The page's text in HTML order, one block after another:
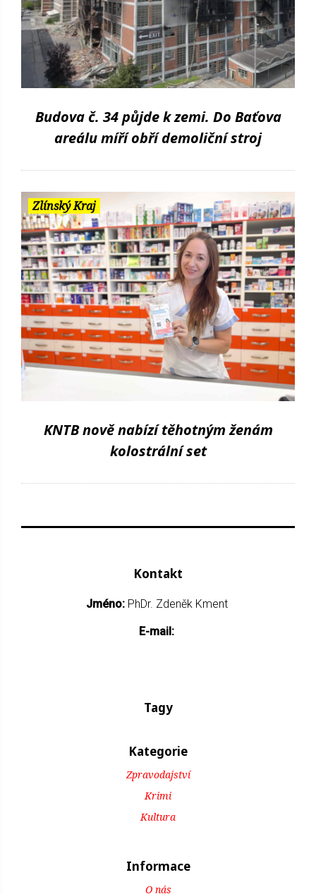
Budova č. 34 půjde k zemi. Do Baťova
areálu míří obří demoliční stroj
Zlínský Kraj
KNTB nově nabízí těhotným ženám
kolostrální set
Kontakt
Jméno: PhDr. Zdeněk Kment
E-mail:
Tagy
Kategorie
Zpravodajství
Krimi
Kultura
Informace
O nás